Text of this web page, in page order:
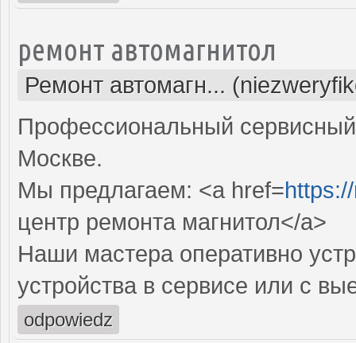
ремонт автомагнитол
Ремонт автомагн...
Профессиональный
Москве.
Мы предлагаем: <a href=
центр ремонта магнитол</a>
Наши мастера оперативно
устройства в сервисе или с
odpowiedz